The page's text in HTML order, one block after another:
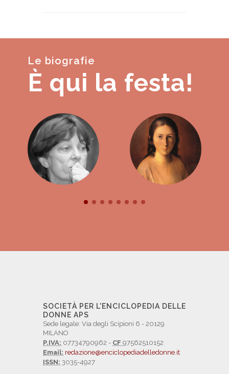
Le biografie
È qui la festa!
SOCIETÀ PER L'ENCICLOPEDIA DELLE
DONNE APS
Sede legale: Via degli Scipioni 6 - 20129
MILANO
P.IVA: 07734790962 - CF 97562510152
Email: redazione@enciclopediadelledonne.it
ISSN: 3035-4927